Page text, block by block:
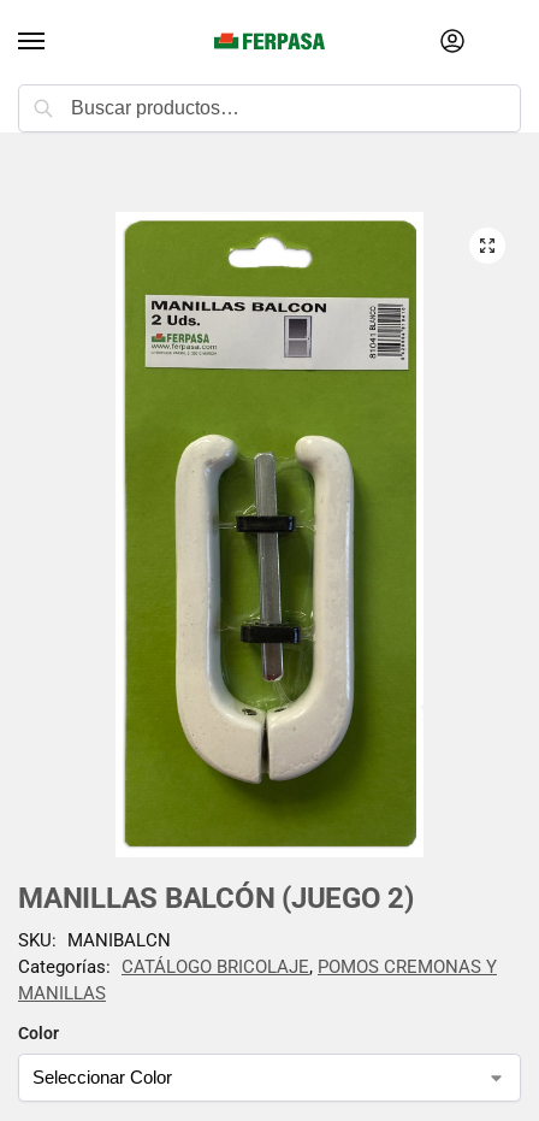
MANILLAS BALCÓN (JUEGO 2)
Color
SKU:
MANIBALCN
Categorías:
CATÁLOGO BRICOLAJE, POMOS CREMONAS Y
MANILLAS